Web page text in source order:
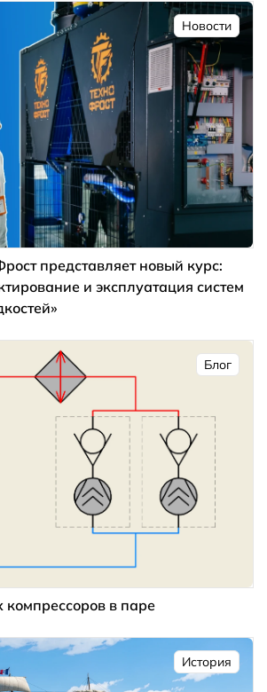
Новости
представляет новый курс:
и эксплуатация систем
Блог
компрессоров в паре
История